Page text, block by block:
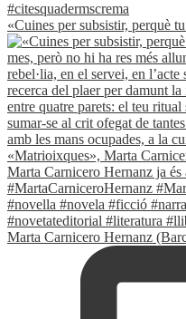
«Cuines per subsistir, perquè
Marta Carnicero Hernanz